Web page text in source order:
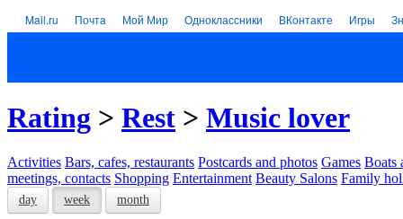
Mail.ru Почта Мой Мир Одноклассники ВКонтакте Игры
Rating > Rest > Music lover
Activities Bars, cafes, restaurants Postcards and photos Games Boats
meetings, contacts Shopping Entertainment Beauty Salons Family
day week month